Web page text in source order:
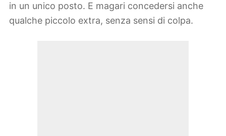
in un unico posto. E magari concedersi anche
qualche piccolo extra, senza sensi di colpa.